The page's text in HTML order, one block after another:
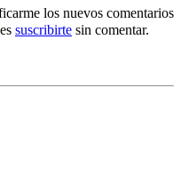
los nuevos comentarios
suscribirte sin comentar.